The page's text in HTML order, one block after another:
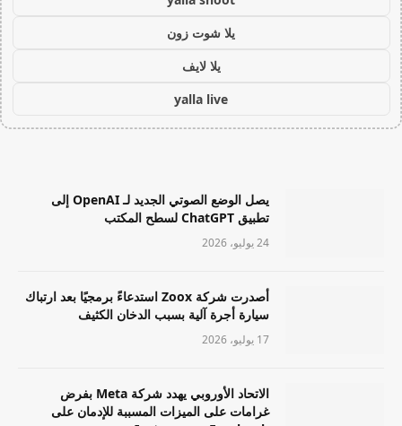
يلا شوت زون
يلا لايف
yalla live
يصل الوضع الصوتي الجديد لـ OpenAI إلى
تطبيق ChatGPT لسطح المكتب
24 يوليو، 2026
أصدرت شركة Zoox استدعاءً برمجيًا بعد ارتباك
سيارة أجرة آلية بسبب الدخان الكثيف
17 يوليو، 2026
الاتحاد الأوروبي يهدد شركة Meta بفرض
غرامات على الميزات المسببة للإدمان على